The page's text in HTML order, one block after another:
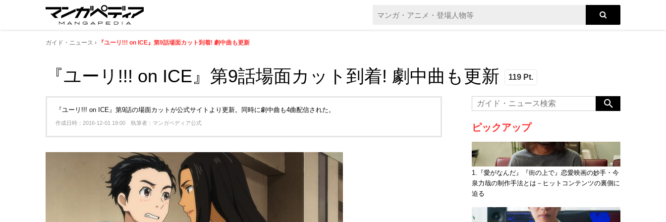
ガイド・ニュース 『ユーリ!!! on ICE』第9話場面カット到着! 劇中曲も更新
『ユーリ!!! on ICE』第9話場面カット到着! 劇中曲も更新 119 Pt.
『ユーリ!!! on ICE』第9話の場面カットが公式サイトより更新。同時に劇中曲も4曲配信された。
作成日時：2016-12-01 19:00 執筆者：マンガペディア公式 ピックアップ
1.『愛がなんだ』『街の上で』恋愛映画の妙手・今
泉力哉の制作手法とは－ヒットコンテンツの裏側に
迫る